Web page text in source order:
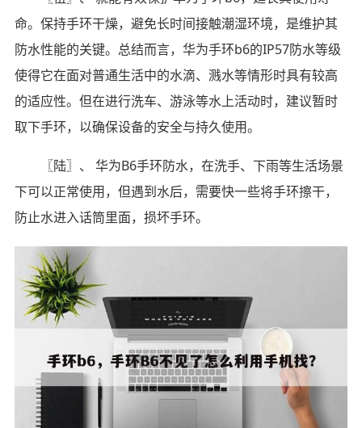
命。保持手环干燥，避免长时间接触潮湿环境，是维护其
防水性能的关键。总结而言，华为手环b6的IP57防水等级
使得它在面对普通生活中的水滴、溅水等情形时具有较高
的适应性。但在进行洗车、游泳等水上活动时，建议暂时
取下手环，以确保设备的安全与持久使用。
〖陆〗、 华为B6手环防水，在洗手、下雨等生活场景
下可以正常使用，但遇到水后，需要快一些将手环擦干，
防止水进入话筒里面，损坏手环。